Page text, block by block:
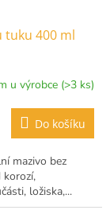
tuku 400 ml
u výrobce (>3 ks)
Do košíku
mazivo bez
korozí,
ložiska,...